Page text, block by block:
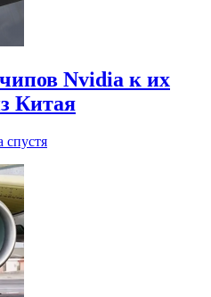
Nvidia к их
Китая
спустя